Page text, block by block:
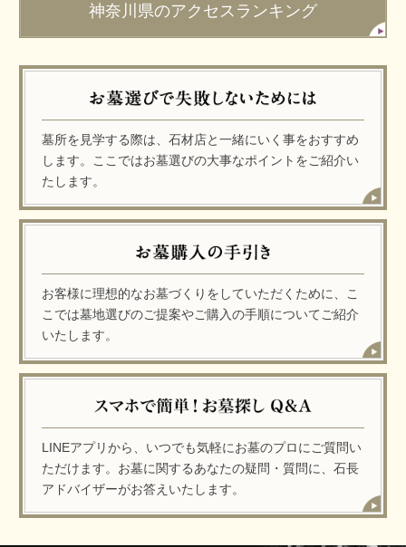
神奈川県のアクセスランキング
墓所を見学する際は、石材店と一緒にいく事をおすすめ
します。ここではお墓選びの大事なポイントをご紹介い
たします。
お客様に理想的なお墓づくりをしていただくために、こ
こでは墓地選びのご提案やご購入の手順についてご紹介
いたします。
LINEアプリから、いつでも気軽にお墓のプロにご質問い
ただけます。お墓に関するあなたの疑問・質問に、石長
アドバイザーがお答えいたします。